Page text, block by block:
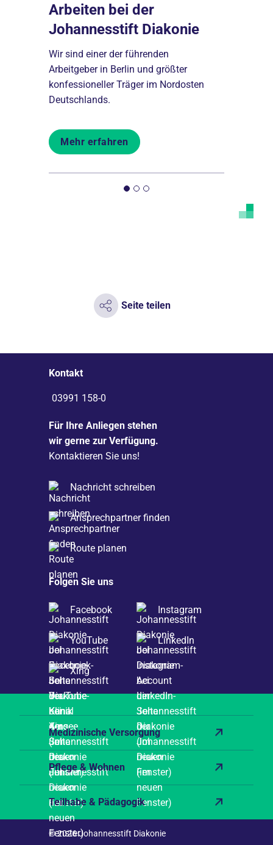
Arbeiten bei der
Johannesstift Diakonie
Wir sind einer der führenden
Arbeitgeber in Berlin und größter
konfessioneller Träger im Nordosten
Deutschlands.
Mehr erfahren
Seite teilen
Kontakt
03991 158-0
Für Ihre Anliegen stehen
wir gerne zur Verfügung.
Kontaktieren Sie uns!
Nachricht schreiben
Ansprechpartner finden
Route planen
Folgen Sie uns
Facebook Instagram
YouTube LinkedIn
Xing
Medizinische Versorgung
Pflege & Wohnen
Teilhabe & Pädagogik
© 2026 Johannesstift Diakonie